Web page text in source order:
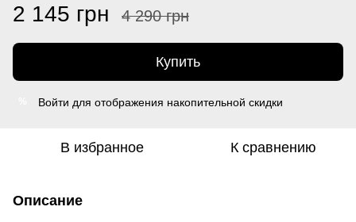
2 145 грн 4 290 грн
Купить
Войти для отображения накопительной скидки
В избранное К сравнению
Описание